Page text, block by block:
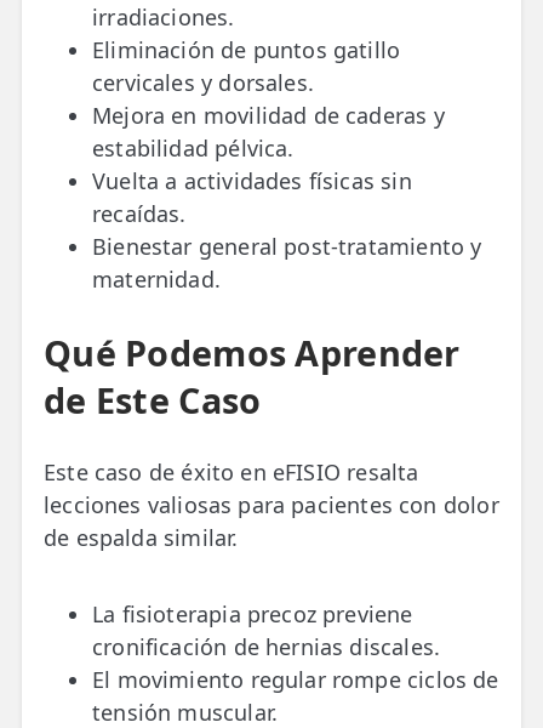
irradiaciones.
Eliminación de puntos gatillo
cervicales y dorsales.
Mejora en movilidad de caderas y
estabilidad pélvica.
Vuelta a actividades físicas sin
recaídas.
Bienestar general post-tratamiento y
maternidad.
Qué Podemos Aprender
de Este Caso
Este caso de éxito en eFISIO resalta
lecciones valiosas para pacientes con dolor
de espalda similar.
La fisioterapia precoz previene
cronificación de hernias discales.
El movimiento regular rompe ciclos de
tensión muscular.